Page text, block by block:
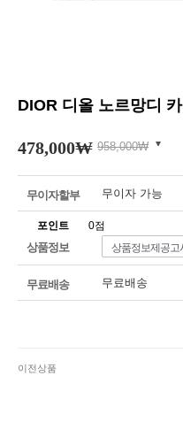
DIOR 디올 노르망디
478,000₩ 958,000₩
무이자할부 무이자 가능
포인트 0점
상품정보 상품정보제공고
무료배송 무료배송
이전상품